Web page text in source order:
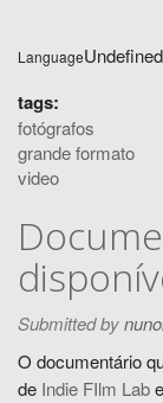
LanguageUndefined
tags:
fotógrafos
grande formato
video
Submitted by
O documentário
de Indie FIlm Labe